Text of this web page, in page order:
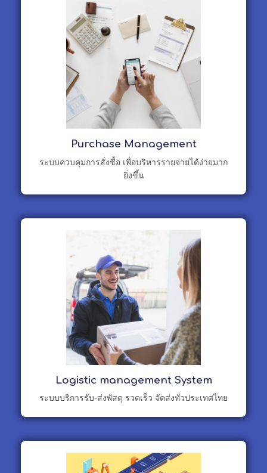
Purchase Management
ระบบควบคุมการสั่งซื้อ เพื่อบริหารรายจ่ายได้ง่ายมาก
ยิ่งขึ้น
Logistic management System
ระบบบริการรับ-ส่งพัสดุ รวดเร็ว จัดส่งทั่วประเทศไทย